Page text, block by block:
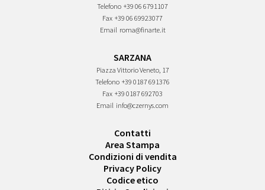
Telefono +39 06 6791107
Fax +39 06 69923077
Email roma@finarte.it
SARZANA
Piazza Vittorio Veneto, 17
Telefono +39 0187 691376
Fax +39 0187 692703
Email info@czernys.com
Contatti
Area Stampa
Condizioni di vendita
Privacy Policy
Codice etico